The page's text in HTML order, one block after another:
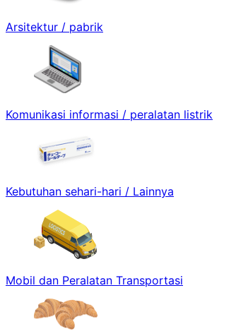
Arsitektur / pabrik
Komunikasi informasi / peralatan listrik
Kebutuhan sehari-hari / Lainnya
Mobil dan Peralatan Transportasi